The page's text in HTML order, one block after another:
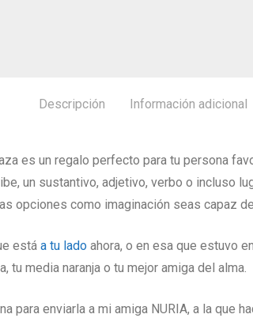
Descripción Información adicional
es un regalo perfecto para tu persona
un sustantivo, adjetivo, verbo o incluso
opciones como imaginación seas capaz
está a tu lado ahora, o en esa que estuvo
tu media naranja o tu mejor amiga del alma.
para enviarla a mi amiga NURIA, a la que